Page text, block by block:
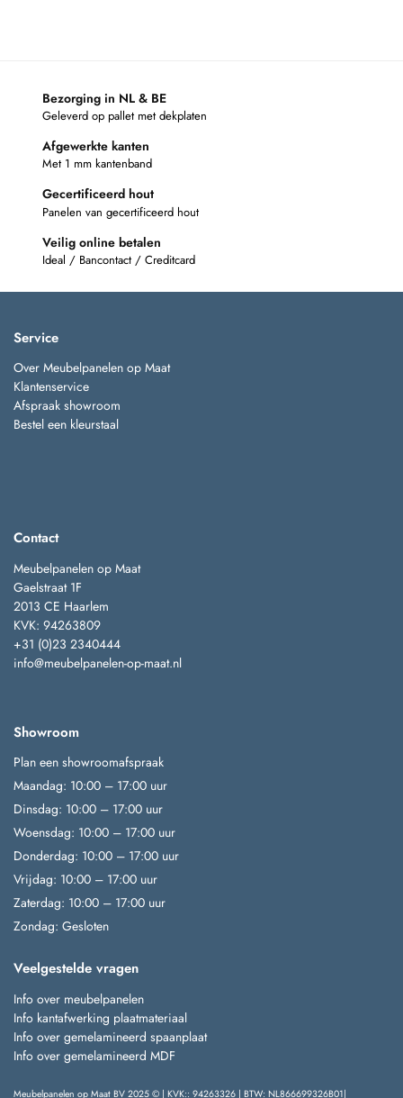
Bezorging in NL & BE
Geleverd op pallet met dekplaten
Afgewerkte kanten
Met 1 mm kantenband
Gecertificeerd hout
Panelen van gecertificeerd hout
Veilig online betalen
Ideal / Bancontact / Creditcard
Service
Over Meubelpanelen op Maat
Klantenservice
Afspraak showroom
Bestel een kleurstaal
Contact
Meubelpanelen op Maat
Gaelstraat 1F
2013 CE Haarlem
KVK: 94263809
+31 (0)23 2340444
info@meubelpanelen-op-maat.nl
Showroom
Plan een showroomafspraak
Maandag: 10:00 – 17:00 uur
Dinsdag: 10:00 – 17:00 uur
Woensdag: 10:00 – 17:00 uur
Donderdag: 10:00 – 17:00 uur
Vrijdag: 10:00 – 17:00 uur
Zaterdag: 10:00 – 17:00 uur
Zondag: Gesloten
Veelgestelde vragen
Info over meubelpanelen
Info kantafwerking plaatmateriaal
Info over gemelamineerd spaanplaat
Info over gemelamineerd MDF
Meubelpanelen op Maat BV 2025 © | KVK:: 94263326 | BTW: NL866699326B01|